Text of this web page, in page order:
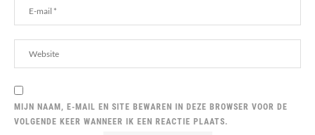
MIJN NAAM, E-MAIL EN SITE BEWAREN IN DEZE BROWSER VOOR DE
VOLGENDE KEER WANNEER IK EEN REACTIE PLAATS.